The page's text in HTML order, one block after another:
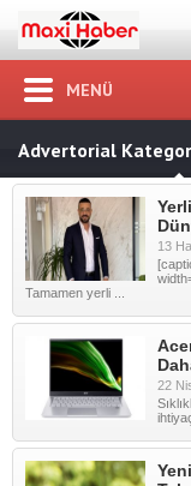
MENÜ
Advertorial
13
Tamamen yerli ...
22